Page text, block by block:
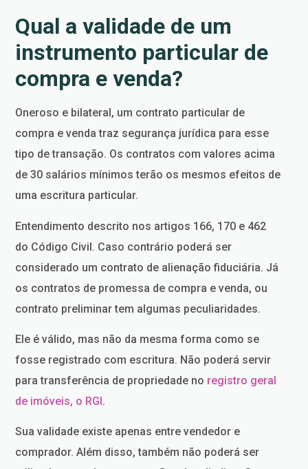
Qual a validade de um
instrumento particular de
compra e venda?
Oneroso e bilateral, um contrato particular de
compra e venda traz segurança jurídica para esse
tipo de transação. Os contratos com valores acima
de 30 salários mínimos terão os mesmos efeitos de
uma escritura particular.
Entendimento descrito nos artigos 166, 170 e 462
do Código Civil. Caso contrário poderá ser
considerado um contrato de alienação fiduciária. Já
os contratos de promessa de compra e venda, ou
contrato preliminar tem algumas peculiaridades.
Ele é válido, mas não da mesma forma como se
fosse registrado com escritura. Não poderá servir
para transferência de propriedade no registro geral
de imóveis, o RGI.
Sua validade existe apenas entre vendedor e
comprador. Além disso, também não poderá ser